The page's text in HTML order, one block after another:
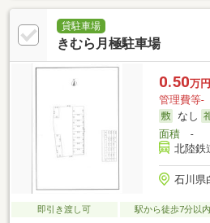
貸駐車場
きむら月極駐車場
0.50万円
管理費等-
なし
面積-
北陸鉄
石川県
即引き渡し可 駅から徒歩7分以内